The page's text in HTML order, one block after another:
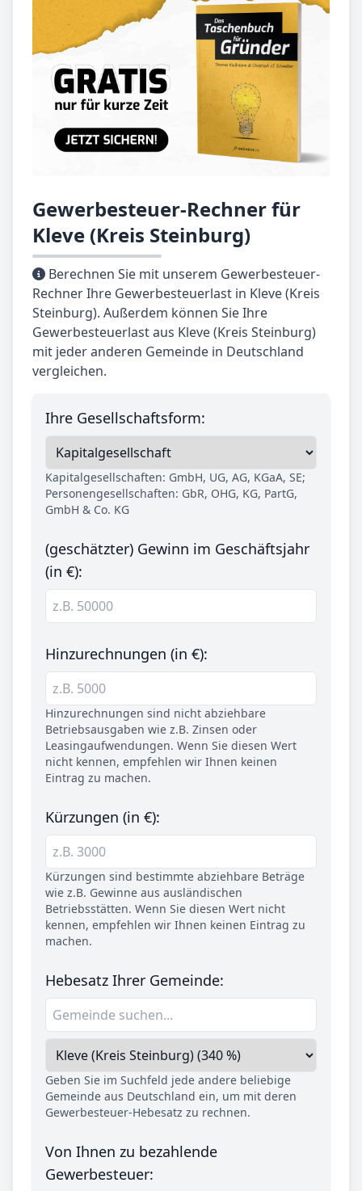
Gewerbesteuer-Rechner für
Kleve (Kreis Steinburg)
Berechnen Sie mit unserem Gewerbesteuer-
Rechner Ihre Gewerbesteuerlast in Kleve (Kreis
Steinburg). Außerdem können Sie Ihre
Gewerbesteuerlast aus Kleve (Kreis Steinburg)
mit jeder anderen Gemeinde in Deutschland
vergleichen.
Ihre Gesellschaftsform:
Kapitalgesellschaften: GmbH, UG, AG, KGaA, SE;
Personengesellschaften: GbR, OHG, KG, PartG,
GmbH & Co. KG
(geschätzter) Gewinn im Geschäftsjahr
(in €):
Hinzurechnungen (in €):
Hinzurechnungen sind nicht abziehbare
Betriebsausgaben wie z.B. Zinsen oder
Leasingaufwendungen. Wenn Sie diesen Wert
nicht kennen, empfehlen wir Ihnen keinen
Eintrag zu machen.
Kürzungen (in €):
Kürzungen sind bestimmte abziehbare Beträge
wie z.B. Gewinne aus ausländischen
Betriebsstätten. Wenn Sie diesen Wert nicht
kennen, empfehlen wir Ihnen keinen Eintrag zu
machen.
Hebesatz Ihrer Gemeinde:
Geben Sie im Suchfeld jede andere beliebige
Gemeinde aus Deutschland ein, um mit deren
Gewerbesteuer-Hebesatz zu rechnen.
Von Ihnen zu bezahlende
Gewerbesteuer: